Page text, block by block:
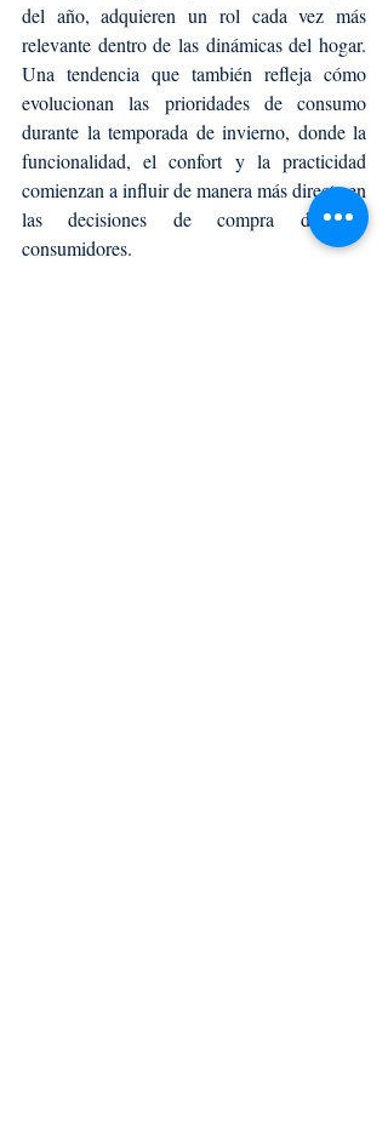
del año, adquieren un rol cada vez más
relevante dentro de las dinámicas del hogar.
Una tendencia que también refleja cómo
evolucionan las prioridades de consumo
durante la temporada de invierno, donde la
funcionalidad, el confort y la practicidad
comienzan a influir de manera más directa en
las decisiones de compra de los
consumidores.